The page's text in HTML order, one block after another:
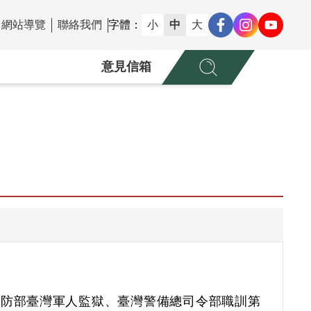
網站導覽 聯絡我們 字體： 小 中 大
意見信箱
部臺灣軍人監獄、臺灣警備總司令部職訓第